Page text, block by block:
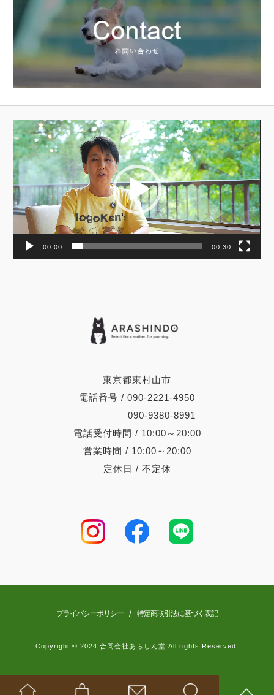
東京都東村山市
電話番号 / 090-2221-4950
090-9380-8991
電話受付時間 / 10:00～20:00
営業時間 / 10:00～20:00
定休日 / 不定休
動
画
プ
レ
ー
ヤ
ー
00:00 00:30
プライバシーポリシー / 特定商取引法に基づく表記
Copyright © 2024 合同会社あらしん堂 All rights Reserved.